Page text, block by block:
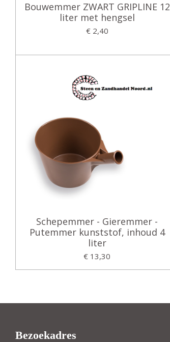
Bouwemmer ZWART GRIPLINE 12
liter met hengsel
€ 2,40
Schepemmer - Gieremmer -
Putemmer kunststof, inhoud 4
liter
€ 13,30
Bezoekadres